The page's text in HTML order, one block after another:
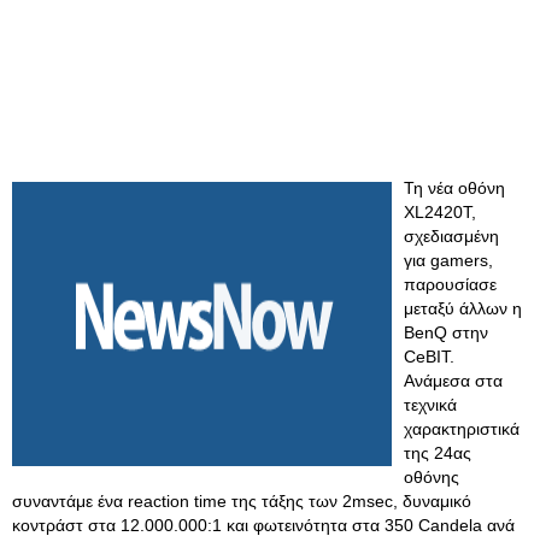
Τη νέα οθόνη
XL2420T,
σχεδιασμένη
για gamers,
παρουσίασε
μεταξύ άλλων η
BenQ στην
CeBIT.
Ανάμεσα στα
τεχνικά
χαρακτηριστικά
της 24ας
οθόνης
συναντάμε ένα reaction time της τάξης των 2msec, δυναμικό
κοντράστ στα 12.000.000:1 και φωτεινότητα στα 350 Candela ανά